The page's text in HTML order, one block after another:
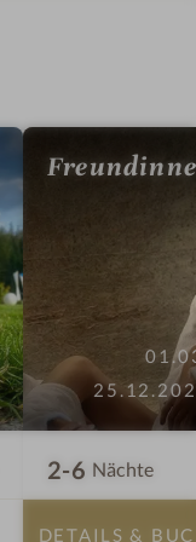
2-6 Nächte
DETAILS &